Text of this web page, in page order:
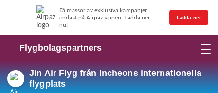
Få massor av exklusiva kampanjer
endast på Airpaz-appen. Ladda ner
nu!
Ladda ner
Flygbolagspartners
Jin Air Flyg från Incheons internationella
flygplats